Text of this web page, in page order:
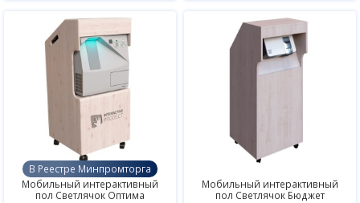
В Реестре Минпромторга
Мобильный интерактивный
пол Светлячок Оптима
Мобильный интерактивный
пол Светлячок Бюджет